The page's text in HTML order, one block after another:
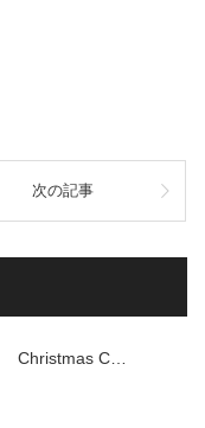
次の記事
Christmas C…